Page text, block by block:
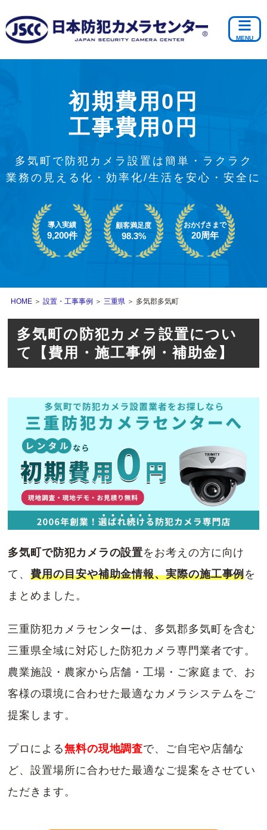
初期費用0円
工事費用0円
多気町で防犯カメラ設置は簡単・ラクラク
業務の見える化・効率化/生活を安心・安全に
導入実績
9,200件
顧客満足度
98.3%
おかげさまで
20周年
HOME ＞設置・工事事例 ＞三重県 ＞ 多気郡多気町
多気町の防犯カメラ設置につい
て【費用・施工事例・補助金】
多気町で防犯カメラの設置をお考えの方に向け
て、費用の目安や補助金情報、実際の施工事例を
まとめました。
三重防犯カメラセンターは、多気郡多気町を含む
三重県全域に対応した防犯カメラ専門業者です。
農業施設・農家から店舗・工場・ご家庭まで、お
客様の環境に合わせた最適なカメラシステムをご
提案します。
プロによる無料の現地調査で、ご自宅や店舗な
ど、設置場所に合わせた最適なご提案をさせてい
ただきます。